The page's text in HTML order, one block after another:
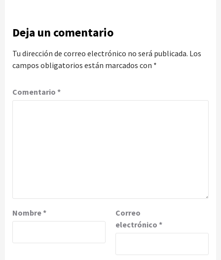
Deja un comentario
Tu dirección de correo electrónico no será publicada. Los
campos obligatorios están marcados con *
Comentario *
Nombre*
Correo
electrónico *